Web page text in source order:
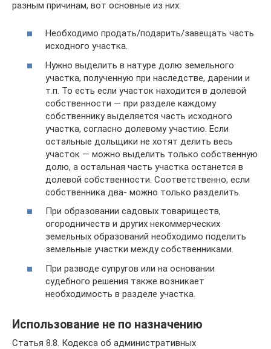
разным причинам, вот основные из них:
Необходимо продать/подарить/завещать часть
исходного участка.
Нужно выделить в натуре долю земельного
участка, полученную при наследстве, дарении и
т.п. То есть если участок находится в долевой
собственности — при разделе каждому
собственнику выделяется часть исходного
участка, согласно долевому участию. Если
остальные дольщики не хотят делить весь
участок — можно выделить только собственную
долю, а остальная часть участка останется в
долевой собственности. Соответственно, если
собственника два- можно только разделить.
При образовании садовых товариществ,
огородничеств и других некоммерческих
земельных образований необходимо поделить
земельные участки между собственниками.
При разводе супругов или на основании
судебного решения также возникает
необходимость в разделе участка.
Использование не по назначению
Статья 8.8. Кодекса об административных